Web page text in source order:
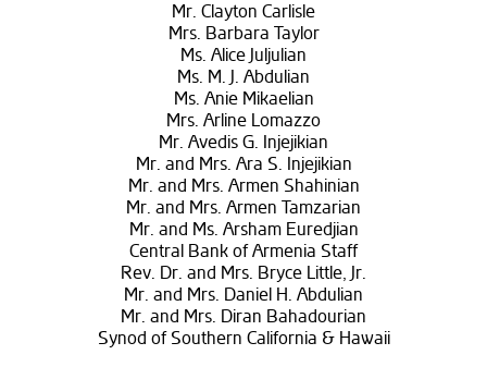
Mr. Clayton Carlisle
Mrs. Barbara Taylor
Ms. Alice Juljulian
Ms. M. J. Abdulian
Ms. Anie Mikaelian
Mrs. Arline Lomazzo
Mr. Avedis G. Injejikian
Mr. and Mrs. Ara S. Injejikian
Mr. and Mrs. Armen Shahinian
Mr. and Mrs. Armen Tamzarian
Mr. and Ms. Arsham Euredjian
Central Bank of Armenia Staff
Rev. Dr. and Mrs. Bryce Little, Jr.
Mr. and Mrs. Daniel H. Abdulian
Mr. and Mrs. Diran Bahadourian
Synod of Southern California & Hawaii